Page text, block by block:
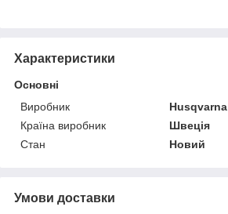
Характеристики
Основні
Виробник
Husqvarna
Країна виробник
Швеція
Стан
Новий
Умови доставки